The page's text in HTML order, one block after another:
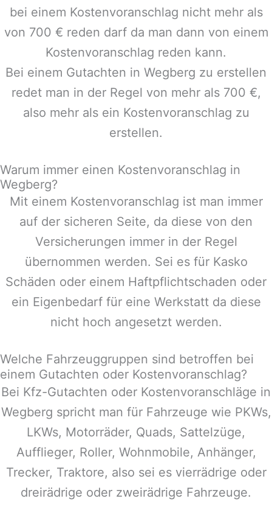
bei einem Kostenvoranschlag nicht mehr als
von 700 € reden darf da man dann von einem
Kostenvoranschlag reden kann.
Bei einem Gutachten in Wegberg zu erstellen
redet man in der Regel von mehr als 700 €,
also mehr als ein Kostenvoranschlag zu
erstellen.
Warum immer einen Kostenvoranschlag in
Wegberg?
Mit einem Kostenvoranschlag ist man immer
auf der sicheren Seite, da diese von den
Versicherungen immer in der Regel
übernommen werden. Sei es für Kasko
Schäden oder einem Haftpflichtschaden oder
ein Eigenbedarf für eine Werkstatt da diese
nicht hoch angesetzt werden.
Welche Fahrzeuggruppen sind betroffen bei
einem Gutachten oder Kostenvoranschlag?
Bei Kfz-Gutachten oder Kostenvoranschläge in
Wegberg spricht man für Fahrzeuge wie PKWs,
LKWs, Motorräder, Quads, Sattelzüge,
Aufflieger, Roller, Wohnmobile, Anhänger,
Trecker, Traktore, also sei es vierrädrige oder
dreirädrige oder zweirädrige Fahrzeuge.